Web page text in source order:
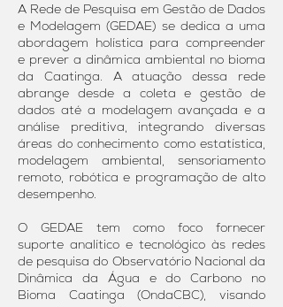
A Rede de Pesquisa em Gestão de Dados
e Modelagem (GEDAE) se dedica a uma
abordagem holística para compreender
e prever a dinâmica ambiental no bioma
da Caatinga. A atuação dessa rede
abrange desde a coleta e gestão de
dados até a modelagem avançada e a
análise preditiva, integrando diversas
áreas do conhecimento como estatística,
modelagem ambiental, sensoriamento
remoto, robótica e programação de alto
desempenho.
O GEDAE tem como foco fornecer
suporte analítico e tecnológico às redes
de pesquisa do Observatório Nacional da
Dinâmica da Água e do Carbono no
Bioma Caatinga (OndaCBC), visando